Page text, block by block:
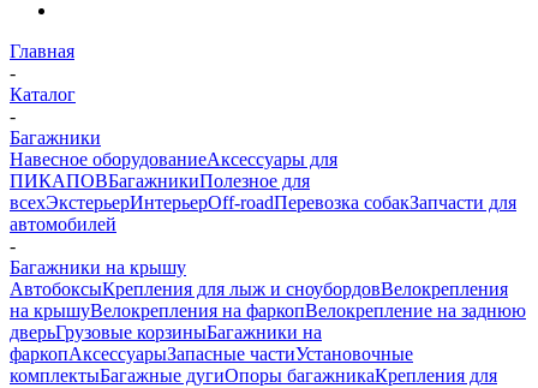
Главная
-
Каталог
-
Багажники
Навесное оборудованиеАксессуары для
ПИКАПОВБагажникиПолезное для
всехЭкстерьерИнтерьерOff-roadПеревозка собакЗапчасти для
автомобилей
-
Багажники на крышу
АвтобоксыКрепления для лыж и сноубордовВелокрепления
на крышуВелокрепления на фаркопВелокрепление на заднюю
дверьГрузовые корзиныБагажники на
фаркопАксессуарыЗапасные частиУстановочные
комплектыБагажные дугиОпоры багажникаКрепления для